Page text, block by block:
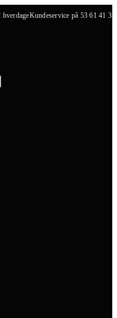
Kundeservice på 53 61 41 31